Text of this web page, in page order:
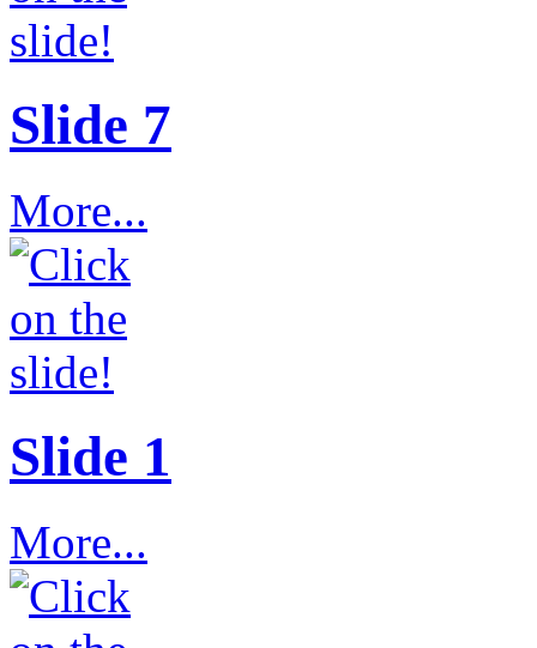
Slide 7
More...
Slide 1
More...